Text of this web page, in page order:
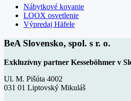
Nábytkové kovanie
LOOX osvetlenie
Výpredaj Häfele
BeA Slovensko, spol. s r. o.
Exkluzívny partner Kesseböhmer v
Ul. M. Pišúta 4002
031 01 Liptovský Mikuláš